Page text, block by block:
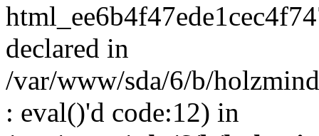
declared in
/var/www/sda/6/b/
: eval()'d code:12) in